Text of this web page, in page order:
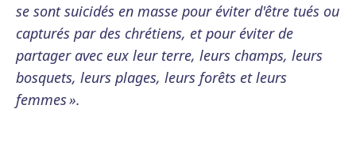
se sont suicidés en masse pour éviter d'être tués ou
capturés par des chrétiens, et pour éviter de
partager avec eux leur terre, leurs champs, leurs
bosquets, leurs plages, leurs forêts et leurs
femmes ».